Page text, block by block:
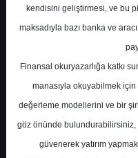
Gedik Yatırım
fiyatını 121,78
Üstü Getiri' olarak
Çarşamba, 03 Nisan 2024 00:00
S.No Dosya Adı
kendisini geliştirmesi, ve bu
maksadıyla bazı banka ve
Finansal okuryazarlığa katkı
manasıyla okuyabilmek için
değerleme modellerini ve bir
göz önünde bulundurabilirsiniz,
güvenerek yatırım